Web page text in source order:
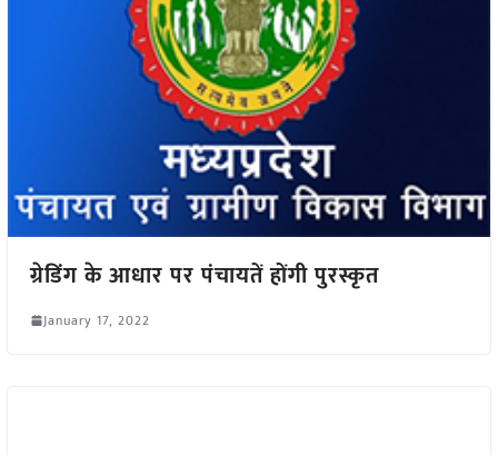
ग्रेडिंग के आधार पर पंचायतें होंगी पुरस्कृत
January 17, 2022